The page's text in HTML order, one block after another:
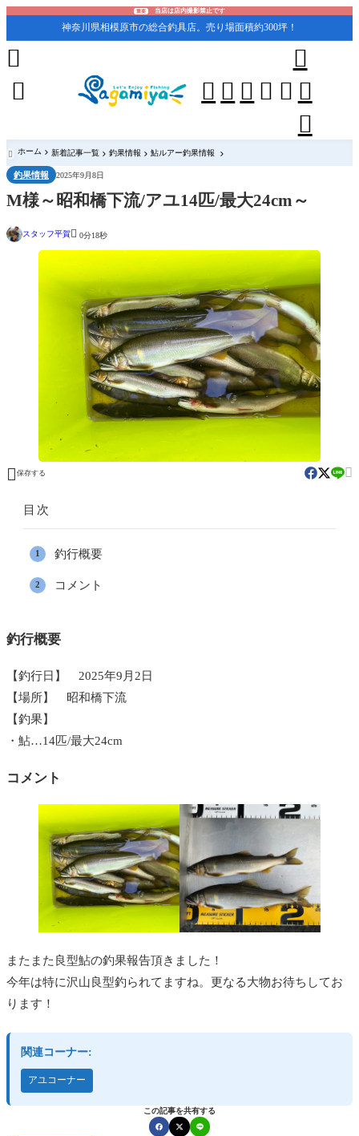
重要 当店は店内撮影禁止です
神奈川県相模原市の総合釣具店。売り場面積約300坪！
    





 ホーム 新着記事一覧 釣果情報 鮎ルアー釣果情報
釣果情報 2025年9月8日
M様～昭和橋下流/アユ14匹/最大24cm～
スタッフ平賀 0分18秒
 保存する 
目次
釣行概要
コメント
釣行概要
【釣行日】 2025年9月2日
【場所】 昭和橋下流
【釣果】
・鮎…14匹/最大24cm
コメント
またまた良型鮎の釣果報告頂きました！
今年は特に沢山良型釣られてますね。更なる大物お待ちしてお
ります！
関連コーナー:
アユコーナー
この記事を共有する